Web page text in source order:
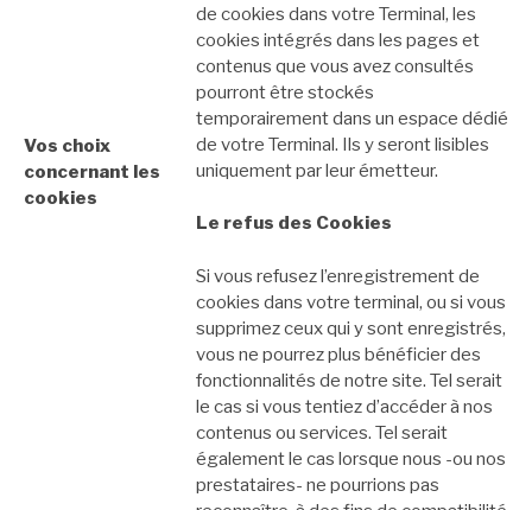
Vos choix
concernant les
cookies
de cookies dans votre Terminal, les
cookies intégrés dans les pages et
contenus que vous avez consultés
pourront être stockés
temporairement dans un espace dédié
de votre Terminal. Ils y seront lisibles
uniquement par leur émetteur.
Le refus des Cookies
Si vous refusez l’enregistrement de
cookies dans votre terminal, ou si vous
supprimez ceux qui y sont enregistrés,
vous ne pourrez plus bénéficier des
fonctionnalités de notre site. Tel serait
le cas si vous tentiez d’accéder à nos
contenus ou services. Tel serait
également le cas lorsque nous -ou nos
prestataires- ne pourrions pas